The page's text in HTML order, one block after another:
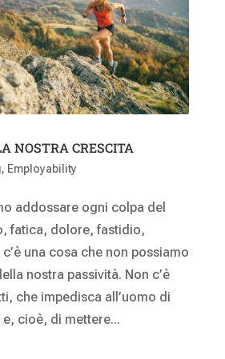
NOSTRA CRESCITA
, Employability
addossare ogni colpa del
fatica, dolore, fastidio,
una cosa che non possiamo
nostra passività. Non c’è
che impedisca all’uomo di
cioè, di mettere...